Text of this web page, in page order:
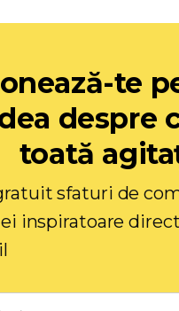
te
despre
toată
sfaturi de
inspiratoare